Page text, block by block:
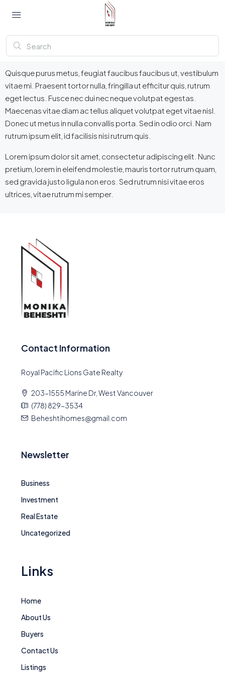
Quisque purus metus, feugiat faucibus faucibus ut, vestibulum
vitae mi. Praesent tortor nulla, fringilla ut efficitur quis, rutrum
eget lectus. Fusce nec dui nec neque volutpat egestas.
Maecenas vitae diam ac tellus aliquet volutpat eget vitae nisl.
Donec ut metus in nulla convallis porta. Sed in odio orci. Nam
rutrum ipsum elit, id facilisis nisi rutrum quis.
Lorem ipsum dolor sit amet, consectetur adipiscing elit. Nunc
pretium, lorem in eleifend molestie, mauris tortor rutrum quam,
sed gravida justo ligula non eros. Sed rutrum nisi vitae eros
ultrices, vitae rutrum mi semper.
Contact Information
Royal Pacific Lions Gate Realty
203-1555 Marine Dr, West Vancouver
(778) 829-3534
Beheshtihomes@gmail.com
Newsletter
Business
Investment
Real Estate
Uncategorized
Links
Home
About Us
Buyers
Contact Us
Listings